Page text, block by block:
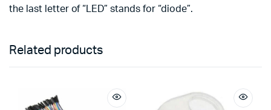
the last letter of “LED” stands for “diode”.
Related products